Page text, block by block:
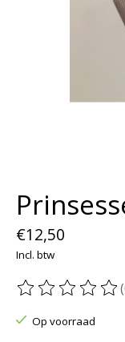
€12,50
Incl. btw
De beoordeling
Op voorraad